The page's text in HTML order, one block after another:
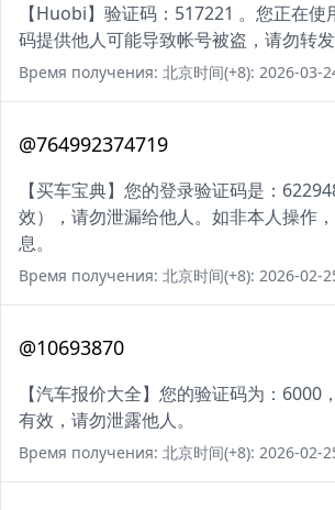
【Huobi】验证码：517221 。您正在
码提供他人可能导致帐号被盗，请勿转发
Время получения: 北京时间(+8): 2026-03-
@764992374719
【买车宝典】您的登录验证码是：
效），请勿泄漏给他人。如非本人操作
息。
Время получения: 北京时间(+8): 2026-02-
@10693870
【汽车报价大全】您的验证码为：6000
有效，请勿泄露他人。
Время получения: 北京时间(+8): 2026-02-